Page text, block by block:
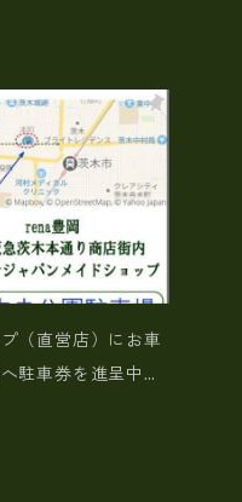
（直営店）にお車
駐車券を進呈中！